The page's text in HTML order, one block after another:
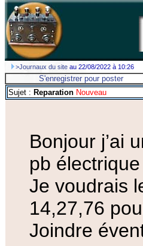
>Journaux du site au 22/08/2022 à 10:26
S'enregistrer pour poster
Sujet : Reparation Nouveau
Bonjour j’ai
pb électrique
Je voudrais
14,27,76
Joindre